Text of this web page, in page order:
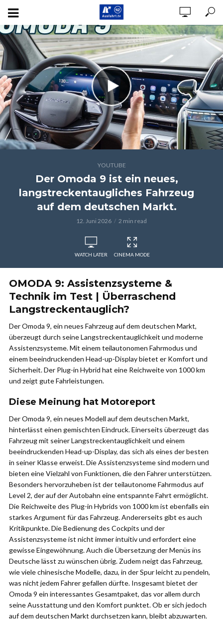
YOUTUBE
Der Omoda 9 ist ein neues,
langstreckentaugliches Fahrzeug
auf dem deutschen Markt.
12. Juni 2026 2 min read
WATCH LATER CINEMA MODE
OMODA 9: Assistenzsysteme &
Technik im Test | Überraschend
Langstreckentauglich?
Der Omoda 9, ein neues Fahrzeug auf dem deutschen Markt,
überzeugt durch seine Langstreckentauglichkeit und moderne
Assistenzsysteme. Mit einem teilautonomen Fahrmodus und
einem beeindruckenden Head-up-Display bietet er Komfort und
Sicherheit. Der Plug-in Hybrid hat eine Reichweite von 1000 km
und zeigt gute Fahrleistungen.
Diese Meinung hat Motoreport
Der Omoda 9, ein neues Modell auf dem deutschen Markt,
hinterlässt einen gemischten Eindruck. Einerseits überzeugt das
Fahrzeug mit seiner Langstreckentauglichkeit und einem
beeindruckenden Head-up-Display, das sich als eines der besten
in seiner Klasse erweist. Die Assistenzsysteme sind modern und
bieten eine Vielzahl von Funktionen, die den Fahrer unterstützen.
Besonders hervorzuheben ist der teilautonome Fahrmodus auf
Level 2, der auf der Autobahn eine entspannte Fahrt ermöglicht.
Die Reichweite des Plug-in Hybrids von 1000 km ist ebenfalls ein
starkes Argument für das Fahrzeug. Andererseits gibt es auch
Kritikpunkte. Die Bedienung des Cockpits und der
Assistenzsysteme ist nicht immer intuitiv und erfordert eine
gewisse Eingewöhnung. Auch die Übersetzung der Menüs ins
Deutsche lässt zu wünschen übrig. Zudem neigt das Fahrzeug,
wie viele chinesische Modelle, dazu, in der Spur leicht zu pendeln,
was nicht jedem Fahrer gefallen dürfte. Insgesamt bietet der
Omoda 9 ein interessantes Gesamtpaket, das vor allem durch
seine Ausstattung und den Komfort punktet. Ob er sich jedoch
auf dem deutschen Markt durchsetzen kann, bleibt abzuwarten.